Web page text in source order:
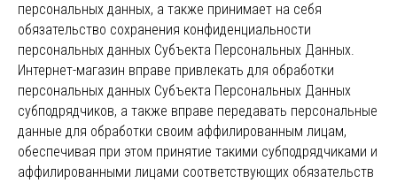
персональных данных, а также принимает на себя
обязательство сохранения конфиденциальности
персональных данных Субъекта Персональных Данных.
Интернет-магазин вправе привлекать для обработки
персональных данных Субъекта Персональных Данных
субподрядчиков, а также вправе передавать персональные
данные для обработки своим аффилированным лицам,
обеспечивая при этом принятие такими субподрядчиками и
аффилированными лицами соответствующих обязательств